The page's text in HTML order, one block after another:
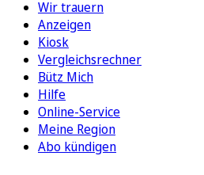
Wir trauern
Anzeigen
Kiosk
Vergleichsrechner
Bütz Mich
Hilfe
Online-Service
Meine Region
Abo kündigen